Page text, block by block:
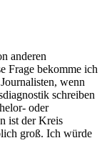
anderen
Frage bekomme ich
wenn
schreiben
oder
ist der Kreis
groß. Ich würde